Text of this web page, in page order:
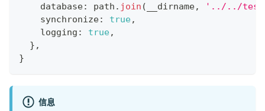
    database
: path . join ( __dirname,
'../../
    synchronize
: true,
    logging
: true,
} ,
}
信息